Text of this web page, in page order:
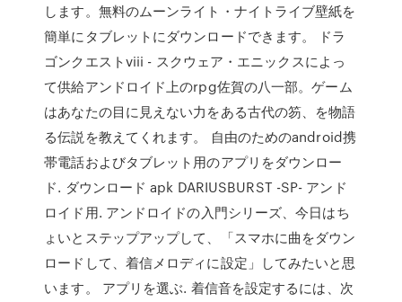
します。無料のムーンライト・ナイトライブ壁紙を
簡単にタブレットにダウンロードできます。 ドラ
ゴンクエストviii - スクウェア・エニックスによっ
て供給アンドロイド上のrpg佐賀の八一部。ゲーム
はあなたの目に見えない力をある古代の笏、を物語
る伝説を教えてくれます。 自由のためのandroid携
帯電話およびタブレット用のアプリをダウンロー
ド. ダウンロード apk DARIUSBURST -SP- アンド
ロイド用. アンドロイドの入門シリーズ、今日はち
ょいとステップアップして、「スマホに曲をダウン
ロードして、着信メロディに設定」してみたいと思
います。 アプリを選ぶ. 着信音を設定するには、次